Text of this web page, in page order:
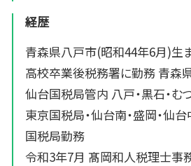
経歴
青森県八戸市(昭和44年6月)生
高校卒業後税務署に勤務 青森
仙台国税局管内 八戸・黒石・む
東京国税局・仙台南・盛岡・仙
国税局勤務
令和3年7月 髙岡和人税理士事